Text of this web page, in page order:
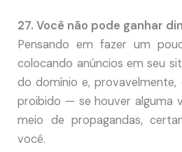
27. Você não pode ganhar
Pensando em fazer um
colocando anúncios em seu
do domínio e, provavelmente,
proibido — se houver alguma
meio de propagandas,
você.